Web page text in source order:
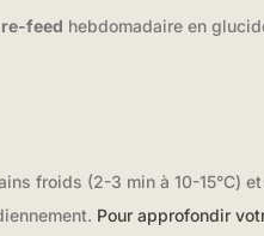
re-feed hebdomadaire en
froids (2-3 min à 10-15°C)
Pour approfondir